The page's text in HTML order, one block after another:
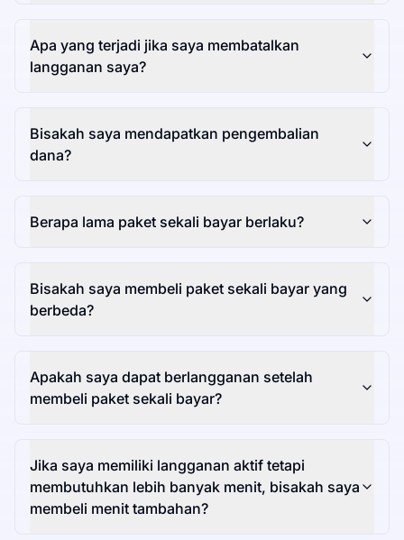
Apa yang terjadi jika saya membatalkan
langganan saya?
Bisakah saya mendapatkan pengembalian
dana?
Berapa lama paket sekali bayar berlaku?
Bisakah saya membeli paket sekali bayar yang
berbeda?
Apakah saya dapat berlangganan setelah
membeli paket sekali bayar?
Jika saya memiliki langganan aktif tetapi
membutuhkan lebih banyak menit, bisakah saya
membeli menit tambahan?